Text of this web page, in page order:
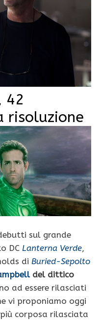
42
risoluzione
sul grande
DC Lanterna Verde,
di Buried-Sepolto
del dittico
ad essere rilasciati
vi proponiamo oggi
corposa rilasciata